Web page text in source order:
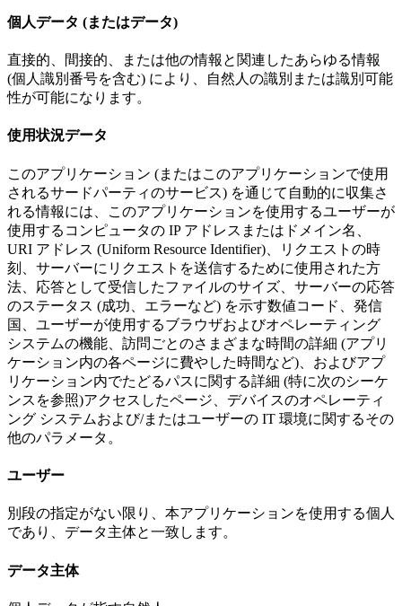
個人データ (またはデータ)
直接的、間接的、または他の情報と関連したあらゆる情報
(個人識別番号を含む) により、自然人の識別または識別可能
性が可能になります。
使用状況データ
このアプリケーション (またはこのアプリケーションで使用
されるサードパーティのサービス) を通じて自動的に収集さ
れる情報には、このアプリケーションを使用するユーザーが
使用するコンピュータの IP アドレスまたはドメイン名、
URI アドレス (Uniform Resource Identifier)、リクエストの時
刻、サーバーにリクエストを送信するために使用された方
法、応答として受信したファイルのサイズ、サーバーの応答
のステータス (成功、エラーなど) を示す数値コード、発信
国、ユーザーが使用するブラウザおよびオペレーティング
システムの機能、訪問ごとのさまざまな時間の詳細 (アプリ
ケーション内の各ページに費やした時間など)、およびアプ
リケーション内でたどるパスに関する詳細 (特に次のシーケ
ンスを参照)アクセスしたページ、デバイスのオペレーティ
ング システムおよび/またはユーザーの IT 環境に関するその
他のパラメータ。
ユーザー
別段の指定がない限り、本アプリケーションを使用する個人
であり、データ主体と一致します。
データ主体